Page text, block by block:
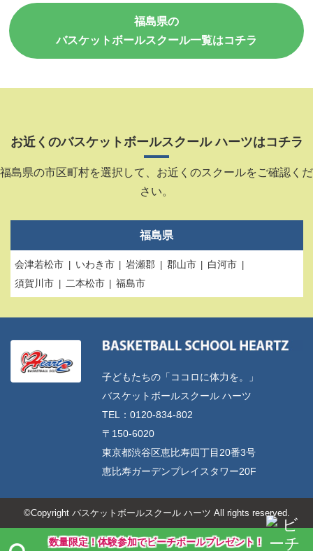
福島県の
バスケットボールスクール一覧はコチラ
お近くのバスケットボールスクール ハーツはコチラ
福島県の市区町村を選択して、お近くのスクールをご確認くだ
さい。
福島県
会津若松市 いわき市 岩瀬郡 郡山市
白河市
須賀川市
二本松市 福島市
子どもたちの「ココロに体力を。」
バスケットボールスクール ハーツ
TEL：0120-834-802
〒150-6020
東京都渋谷区恵比寿四丁目20番3号
恵比寿ガーデンプレイスタワー20F
©Copyright バスケットボールスクール ハーツ All rights reserved.
数量限定！体験参加でビーチボールプレゼント！